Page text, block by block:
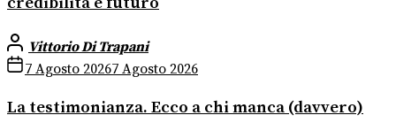
Vittorio Di Trapani
7 Agosto 20267 Agosto 2026
La testimonianza. Ecco a chi manca (davvero)